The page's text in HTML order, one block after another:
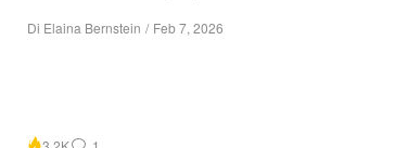
Di Elaina Bernstein / Feb 7, 2026